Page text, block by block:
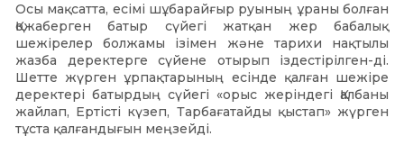
Осы мақсатта, есімі шұбарайғыр руының ұраны болған
Қожаберген батыр сүйегі жатқан жер бабалық
шежірелер болжамы ізімен және тарихи нақтылы
жазба деректерге сүйене отырып іздестірілген-ді.
Шетте жүрген ұрпақтарының есінде қалған шежіре
деректері батырдың сүйегі «орыс жеріндегі Қалбаны
жайлап, Ертісті күзеп, Тарбағатайды қыстап» жүрген
тұста қалғандығын меңзейді.